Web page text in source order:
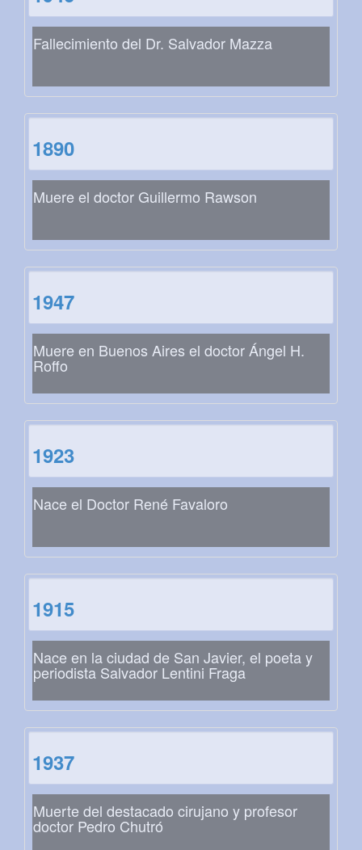
Fallecimiento del Dr. Salvador Mazza
1890
Muere el doctor Guillermo Rawson
1947
Muere en Buenos Aires el doctor Ángel H.
Roffo
1923
Nace el Doctor René Favaloro
1915
Nace en la ciudad de San Javier, el poeta y
periodista Salvador Lentini Fraga
1937
Muerte del destacado cirujano y profesor
doctor Pedro Chutró